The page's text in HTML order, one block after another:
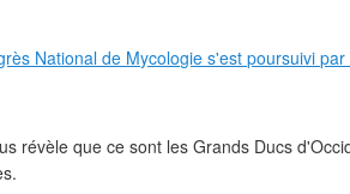
révèle que ce sont les Grands Ducs